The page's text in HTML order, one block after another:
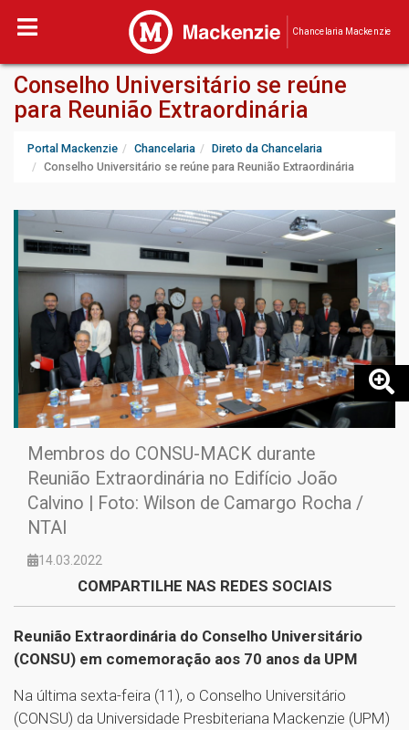
Chancelaria Mackenzie
Conselho Universitário se reúne
para Reunião Extraordinária
Portal Mackenzie Chancelaria
Direto da Chancelaria
Conselho Universitário se reúne para Reunião Extraordinária
Membros do CONSU-MACK durante
Reunião Extraordinária no Edifício João
Calvino | Foto: Wilson de Camargo Rocha /
NTAI
14.03.2022
COMPARTILHE NAS REDES SOCIAIS
Reunião Extraordinária do Conselho Universitário
(CONSU) em comemoração aos 70 anos da UPM
Na última sexta-feira (11), o Conselho Universitário
(CONSU) da Universidade Presbiteriana Mackenzie (UPM)